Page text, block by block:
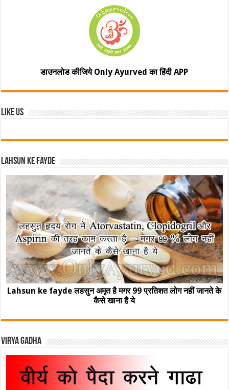
डाउनलोड कीजिये Only Ayurved का हिंदी APP
Like Us
Lahsun ke fayde
Lahsun ke fayde लहसुन अमृत है मगर 99 प्रतिशत लोग नहीं जानते के
कैसे खाना है ये
Virya Gadha